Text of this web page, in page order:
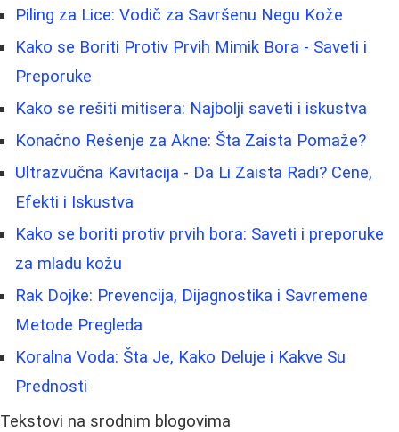
Piling za Lice: Vodič za Savršenu Negu Kože
Kako se Boriti Protiv Prvih Mimik Bora - Saveti i
Preporuke
Kako se rešiti mitisera: Najbolji saveti i iskustva
Konačno Rešenje za Akne: Šta Zaista Pomaže?
Ultrazvučna Kavitacija - Da Li Zaista Radi? Cene,
Efekti i Iskustva
Kako se boriti protiv prvih bora: Saveti i preporuke
za mladu kožu
Rak Dojke: Prevencija, Dijagnostika i Savremene
Metode Pregleda
Koralna Voda: Šta Je, Kako Deluje i Kakve Su
Prednosti
Tekstovi na srodnim blogovima